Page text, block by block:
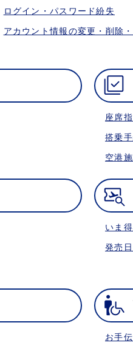
ログイン・パスワード紛失
アカウント情報の変更・削除
座席
搭乗
空港
いま
発売
お手